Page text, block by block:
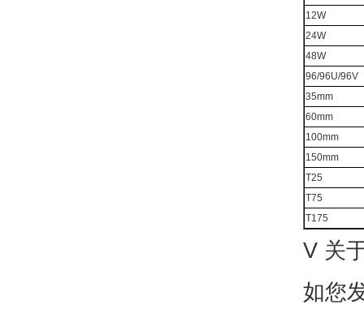
12W
24W
48W
96/96U/96V
35mm
60mm
100mm
150mm
T25
T75
T175
V 关
如您